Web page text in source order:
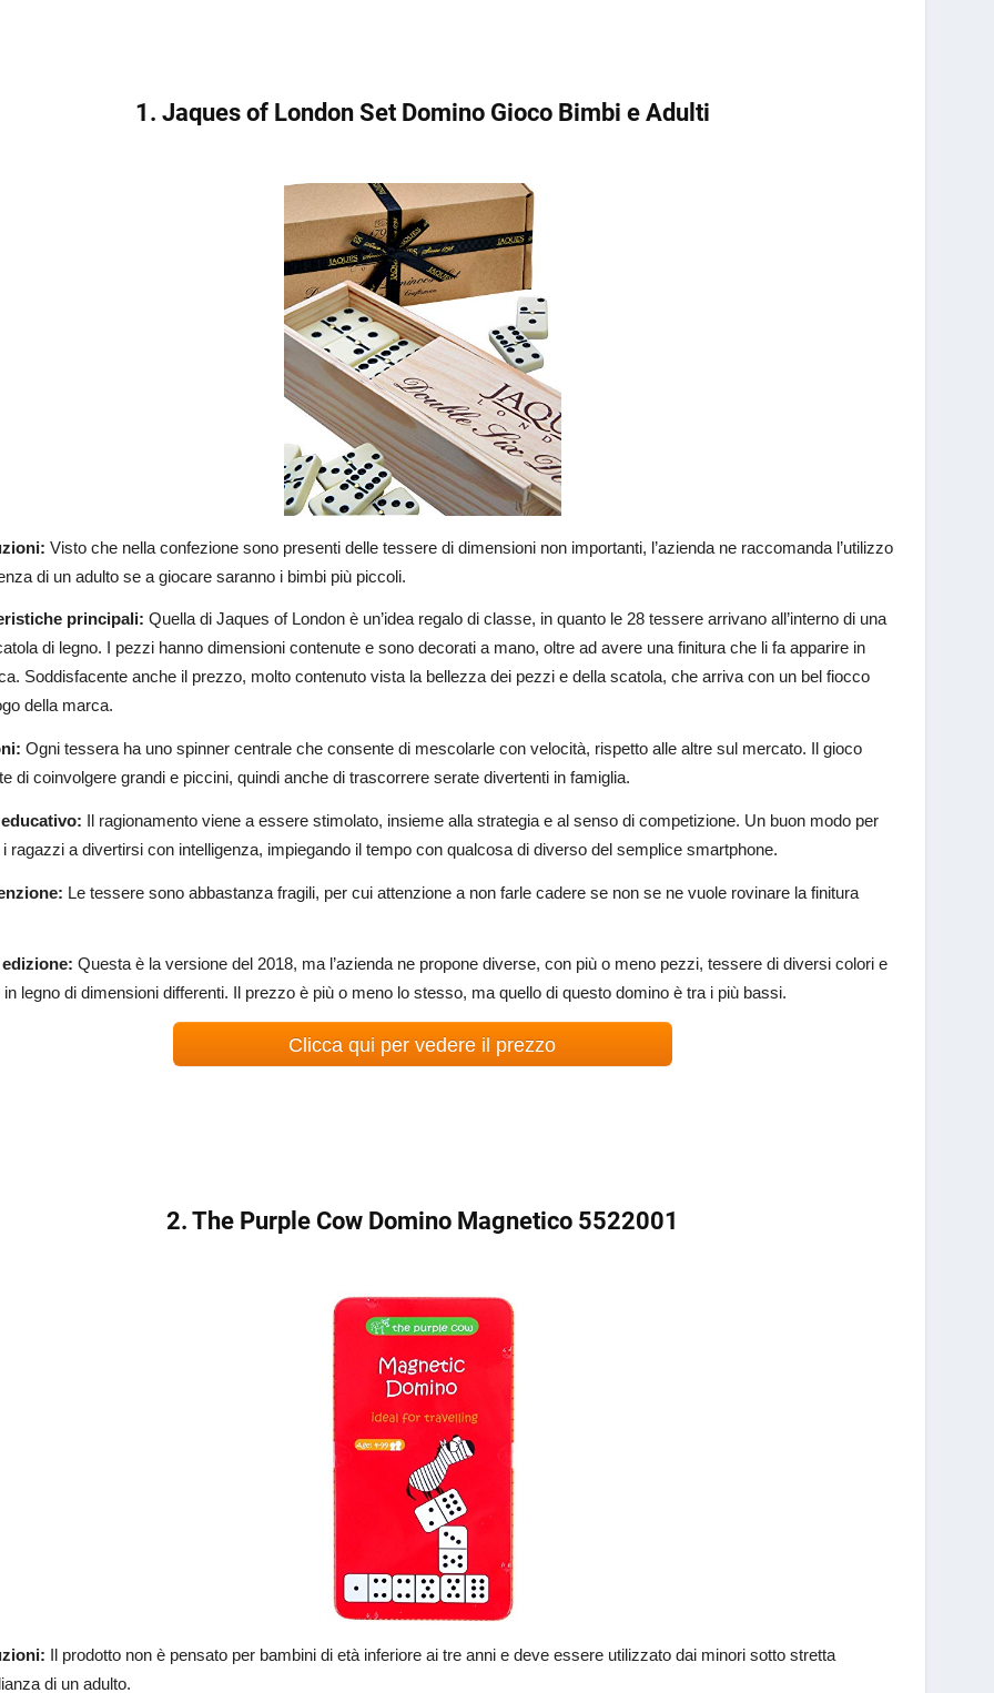
1. Jaques of London Set Domino Gioco Bimbi e Adulti
Visto che nella confezione sono presenti delle tessere di dimensioni non importanti, l’azienda ne raccomanda l’utilizzo
di un adulto se a giocare saranno i bimbi più piccoli.
principali: Quella di Jaques of London è un’idea regalo di classe, in quanto le 28 tessere arrivano all’interno di una
di legno. I pezzi hanno dimensioni contenute e sono decorati a mano, oltre ad avere una finitura che li fa apparire in
Soddisfacente anche il prezzo, molto contenuto vista la bellezza dei pezzi e della scatola, che arriva con un bel fiocco
della marca.
Ogni tessera ha uno spinner centrale che consente di mescolarle con velocità, rispetto alle altre sul mercato. Il gioco
di coinvolgere grandi e piccini, quindi anche di trascorrere serate divertenti in famiglia.
Il ragionamento viene a essere stimolato, insieme alla strategia e al senso di competizione. Un buon modo per
i ragazzi a divertirsi con intelligenza, impiegando il tempo con qualcosa di diverso del semplice smartphone.
Le tessere sono abbastanza fragili, per cui attenzione a non farle cadere se non se ne vuole rovinare la finitura
Questa è la versione del 2018, ma l’azienda ne propone diverse, con più o meno pezzi, tessere di diversi colori e
legno di dimensioni differenti. Il prezzo è più o meno lo stesso, ma quello di questo domino è tra i più bassi.
Clicca qui per vedere il prezzo
2. The Purple Cow Domino Magnetico 5522001
Il prodotto non è pensato per bambini di età inferiore ai tre anni e deve essere utilizzato dai minori sotto stretta
di un adulto.